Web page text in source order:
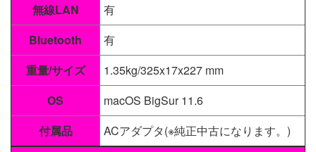
無線LAN
有
Bluetooth
有
重量/サイズ
1.35kg/325x17x227 mm
OS
macOS BigSur 11.6
付属品
ACアダプタ(※純正中古になります。)